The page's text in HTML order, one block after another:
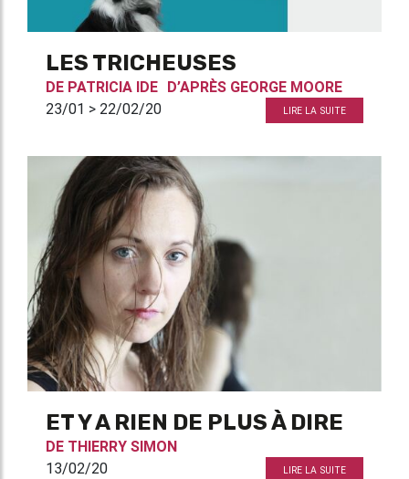
LES TRICHEUSES
DE PATRICIA IDE D’APRÈS GEORGE MOORE
23/01 > 22/02/20
LIRE LA SUITE
ET Y A RIEN DE PLUS À DIRE
DE THIERRY SIMON
13/02/20
LIRE LA SUITE